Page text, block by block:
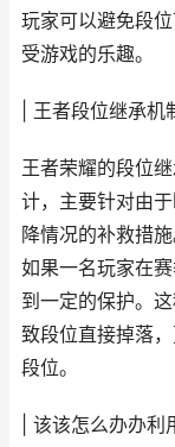
玩家可以避免段
受游戏的乐趣。
| 王者段位继承机
王者荣耀的段位
计，主要针对由
降情况的补救措施
如果一名玩家在
到一定的保护。
致段位直接掉落
段位。
| 该该怎么办办